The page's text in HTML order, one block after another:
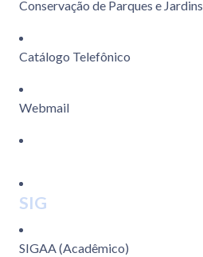
Conservação de Parques e Jardins
Catálogo Telefônico
Webmail
SIG
SIGAA (Acadêmico)